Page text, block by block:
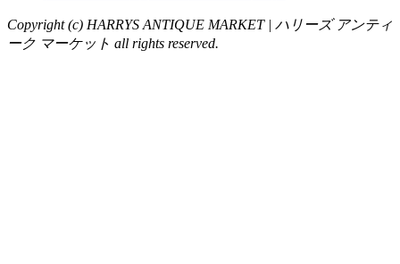
Copyright (c) HARRYS ANTIQUE MARKET | ハリーズ アンティ
ーク マーケット all rights reserved.